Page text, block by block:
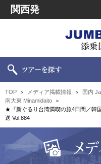
関西発
TOP メディア掲載情報 国内
南大東 Minamidaito
★『新ぐるり台湾満喫の旅4日間／韓
送 Vol.884